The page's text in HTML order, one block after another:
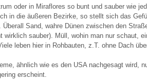
oder in Miraflores so bunt und sauber wie
in die äußeren Bezirke, so stellt sich das
Sand, wahre Dünen zwischen den
wirklich sauber). Müll, wohin man nur schaut,
leben hier in Rohbauten, z.T. ohne Dach
ähnlich wie es den USA nachgesagt wird,
erscheint.